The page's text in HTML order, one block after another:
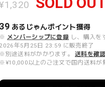
39 あるじゃんポイント獲得
※ メンバーシップに登録 し、購入を
2026年5月25日 23:59 に販売終了
※別途送料がかかります。
送料を確
※¥10,000以上のご注文で国内送料が